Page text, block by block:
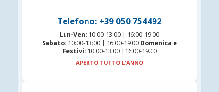
Telefono: +39 050 754492
Lun-Ven: 10:00-13:00 | 16:00-19:00
Sabato: 10:00-13:00 | 16:00-19:00 Domenica e
Festivi: 10.00-13.00 |16.00-19.00
APERTO TUTTO L'ANNO